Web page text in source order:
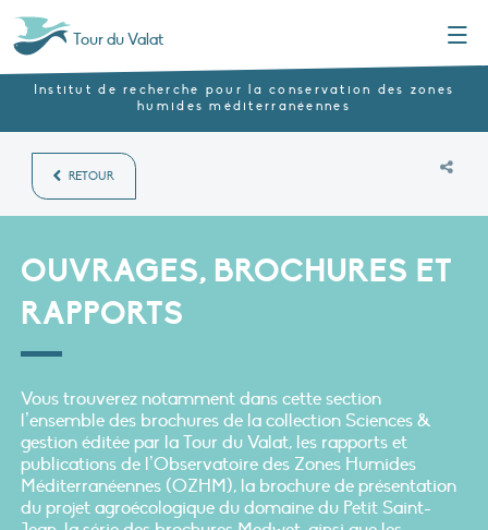
Tour du Valat
Institut de recherche pour la conservation des zones
humides méditerranéennes
RETOUR
OUVRAGES, BROCHURES ET
RAPPORTS
Vous trouverez notamment dans cette section
l’ensemble des brochures de la collection Sciences &
gestion éditée par la Tour du Valat, les rapports et
publications de l’Observatoire des Zones Humides
Méditerranéennes (OZHM), la brochure de présentation
du projet agroécologique du domaine du Petit Saint-